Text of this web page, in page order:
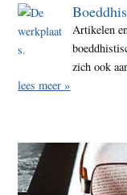
Artikelen
zich ook
lees meer »